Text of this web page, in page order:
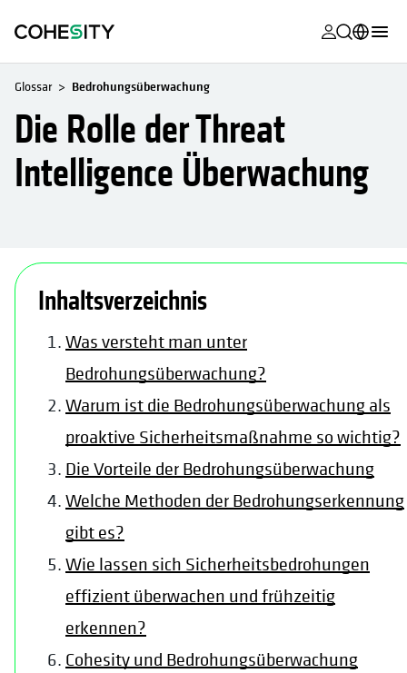
wird in
wird in
wird in
Support
wird in
wird in
wird in
wird in
wird in
English (U.S.)
日本語 (Japan)
한국어 (South
Glossar Bedrohungsüberwachung
Die Rolle der Threat
Intelligence Überwachung
Inhaltsverzeichnis
Was versteht man unter
Bedrohungsüberwachung?
Warum ist die Bedrohungsüberwachung als
proaktive Sicherheitsmaßnahme so wichtig?
Die Vorteile der Bedrohungsüberwachung
Welche Methoden der Bedrohungserkennung
gibt es?
Wie lassen sich Sicherheitsbedrohungen
effizient überwachen und frühzeitig
erkennen?
Cohesity und Bedrohungsüberwachung
wird in einer neuen Registerkarte geöffnet